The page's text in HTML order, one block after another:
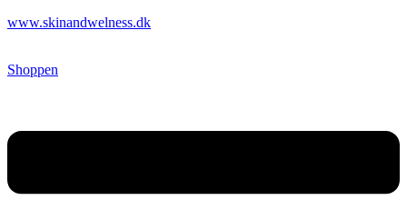
www.skinandwelness.dk
Shoppen